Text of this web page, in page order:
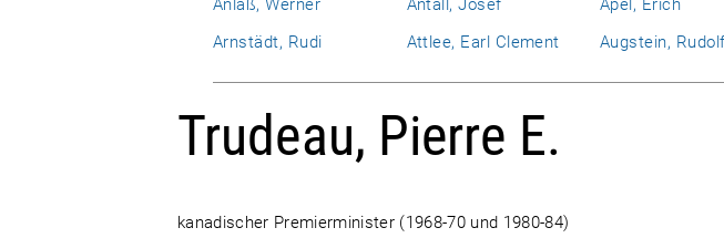
Anlaß, Werner
Antall, Josef Apel, Erich
Arnstädt, Rudi
Attlee, Earl Clement Augstein, Rudolf
Trudeau, Pierre E.
kanadischer Premierminister (1968-70 und 1980-84)